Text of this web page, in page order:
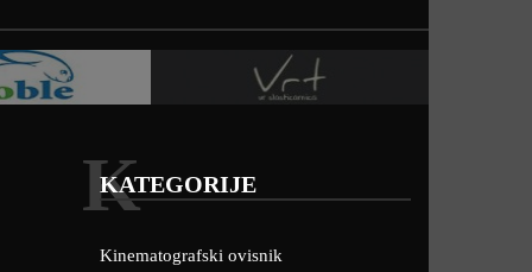
KATEGORIJE
K
Kinematografski ovisnik